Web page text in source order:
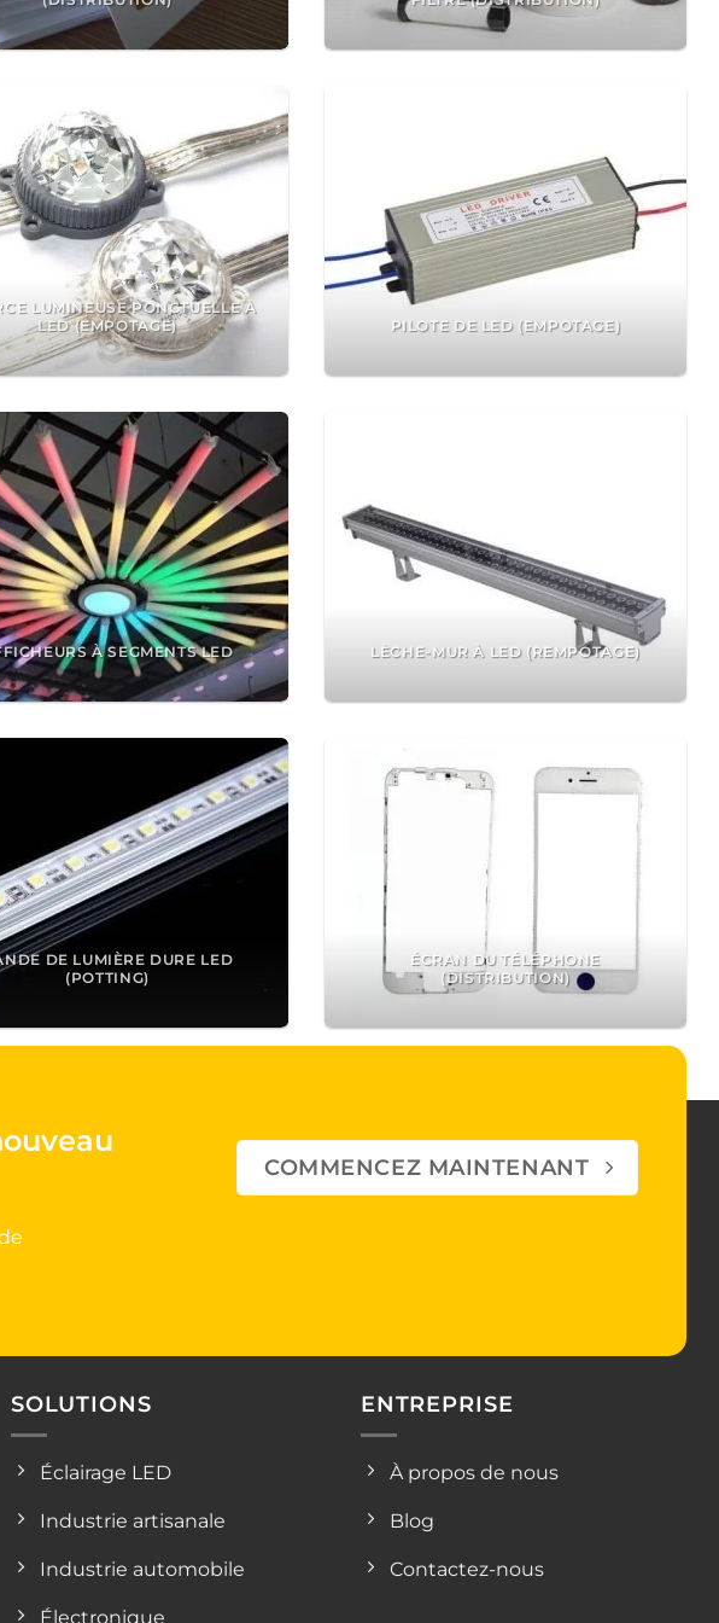
LUMINEUSE PONCTUELLE À
LED (EMPOTAGE)
PILOTE DE LED (EMPOTAGE)
À SEGMENTS LED LÈCHE-MUR À LED (REMPOTAGE)
DE LUMIÈRE DURE LED
(POTTING)
ÉCRAN DU TÉLÉPHONE
(DISTRIBUTION)
COMMENCEZ MAINTENANT
SOLUTIONS
Éclairage LED
Industrie artisanale
Industrie automobile
Électronique
ENTREPRISE
À propos de nous
Blog
Contactez-nous